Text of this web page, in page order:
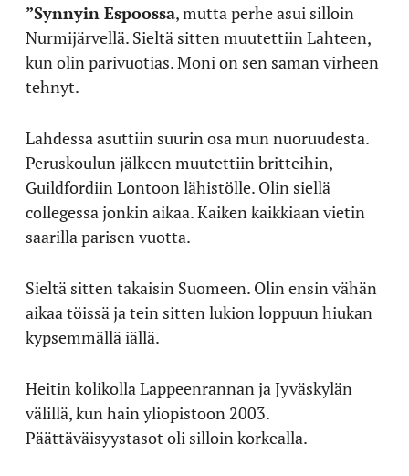
”Synnyin Espoossa, mutta perhe asui silloin
Nurmijärvellä. Sieltä sitten muutettiin Lahteen,
kun olin parivuotias. Moni on sen saman virheen
tehnyt.
Lahdessa asuttiin suurin osa mun nuoruudesta.
Peruskoulun jälkeen muutettiin britteihin,
Guildfordiin Lontoon lähistölle. Olin siellä
collegessa jonkin aikaa. Kaiken kaikkiaan vietin
saarilla parisen vuotta.
Sieltä sitten takaisin Suomeen. Olin ensin vähän
aikaa töissä ja tein sitten lukion loppuun hiukan
kypsemmällä iällä.
Heitin kolikolla Lappeenrannan ja Jyväskylän
välillä, kun hain yliopistoon 2003.
Päättäväisyystasot oli silloin korkealla.